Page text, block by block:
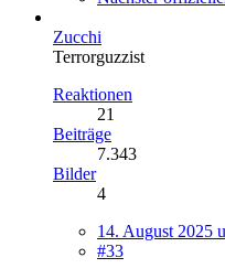
Zucchi
Terrorguzzist
Reaktionen
21
Beiträge
7.343
Bilder
4
14. August 2025
#33